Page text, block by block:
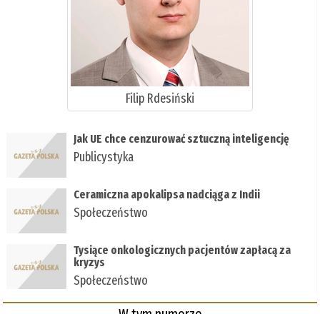
Filip Rdesiński
Jak UE chce cenzurować sztuczną inteligencję
Publicystyka
Ceramiczna apokalipsa nadciąga z Indii
Społeczeństwo
Tysiące onkologicznych pacjentów zapłacą za
kryzys
Społeczeństwo